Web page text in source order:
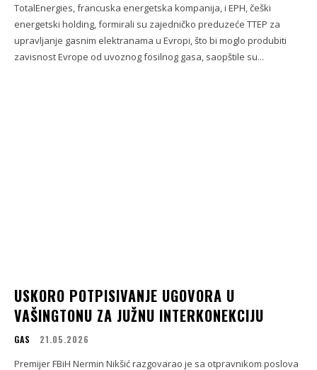
TotalEnergies, francuska energetska kompanija, i EPH, češki
energetski holding, formirali su zajedničko preduzeće TTEP za
upravljanje gasnim elektranama u Evropi, što bi moglo produbiti
zavisnost Evrope od uvoznog fosilnog gasa, saopštile su...
USKORO POTPISIVANJE UGOVORA U
VAŠINGTONU ZA JUŽNU INTERKONEKCIJU
GAS 21.05.2026
Premijer FBiH Nermin Nikšić razgovarao je sa otpravnikom poslova